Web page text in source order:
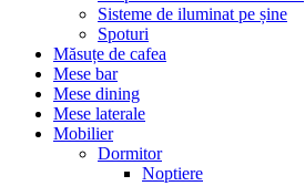
Sisteme de iluminat pe șine
Spoturi
Măsuțe de cafea
Mese bar
Mese dining
Mese laterale
Mobilier
Dormitor
Noptiere